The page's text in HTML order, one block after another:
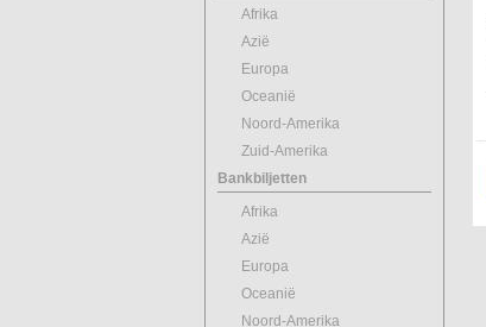
Afrika
Azië
Europa
Oceanië
Noord-Amerika
Zuid-Amerika
Bankbiljetten
Afrika
Azië
Europa
Oceanië
Noord-Amerika